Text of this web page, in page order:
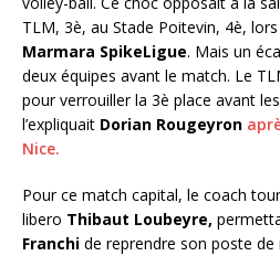
TLM, 3è, au Stade Poitevin, 4è,
Marmara SpikeLigue. Mais un
deux équipes avant le match. Le
pour verrouiller la 3è place avant
l’expliquait Dorian Rougeyron
Nice.
Pour ce match capital, le coach
libero Thibaut Loubeyre,
Franchi de reprendre son poste